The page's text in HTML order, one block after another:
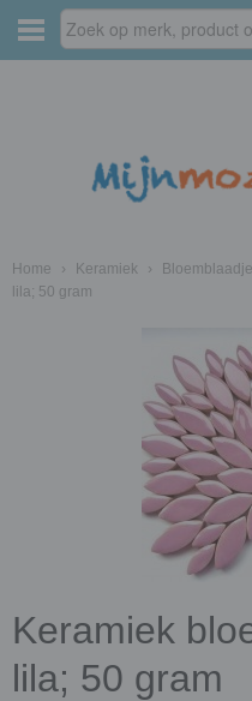
Home › Keramiek ›
lila; 50 gram
Keramiek
lila; 50 gram